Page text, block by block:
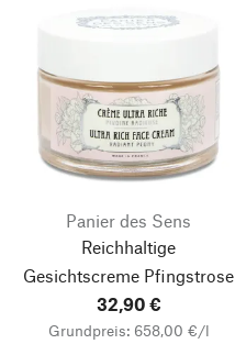
Panier des Sens
Reichhaltige
Gesichtscreme Pfingstrose
32,90 €
Grundpreis: 658,00 €/l